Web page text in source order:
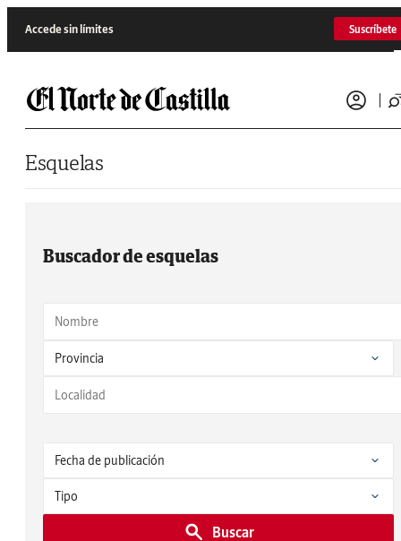
Accede sin límites Suscríbete
Esquelas
Buscador de esquelas
Buscar